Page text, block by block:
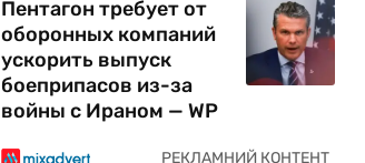
Пентагон требует от
оборонных компаний
ускорить выпуск
боеприпасов из-за
войны с Ираном — WP